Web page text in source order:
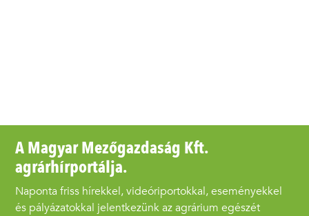
A Magyar Mezőgazdaság Kft.
agrárhírportálja.
Naponta friss hírekkel, videóriportokkal, eseményekkel
és pályázatokkal jelentkezünk az agrárium egészét